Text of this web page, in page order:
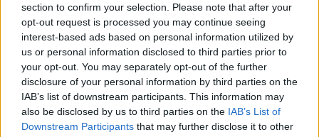
section to confirm your selection. Please note that after your
opt-out request is processed you may continue seeing
interest-based ads based on personal information utilized by
us or personal information disclosed to third parties prior to
your opt-out. You may separately opt-out of the further
disclosure of your personal information by third parties on the
IAB’s list of downstream participants. This information may
also be disclosed by us to third parties on the IAB’s List of
Downstream Participants that may further disclose it to other
Színház MMA Oberfrank Pál Debreceni Csokonai Színház
Kubik Anna
Pesti Vigadó Kincskereső Mozgópart